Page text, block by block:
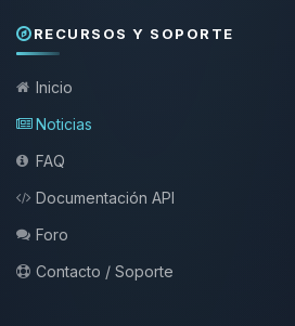
RECURSOS Y SOPORTE
Inicio
Noticias
FAQ
Documentación API
Foro
Contacto / Soporte